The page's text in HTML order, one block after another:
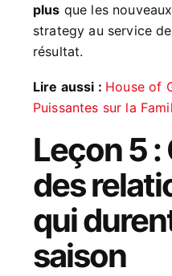
plus que les
strategy au service
résultat.
Lire aussi : House of
Puissantes sur la
Leçon 5
des
qui
saison